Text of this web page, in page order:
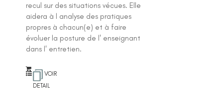
recul sur des situations vécues. Elle
aidera à l analyse des pratiques
propres à chacun(e) et à faire
évoluer la posture de l' enseignant
dans l' entretien.
VOIR
DETAIL